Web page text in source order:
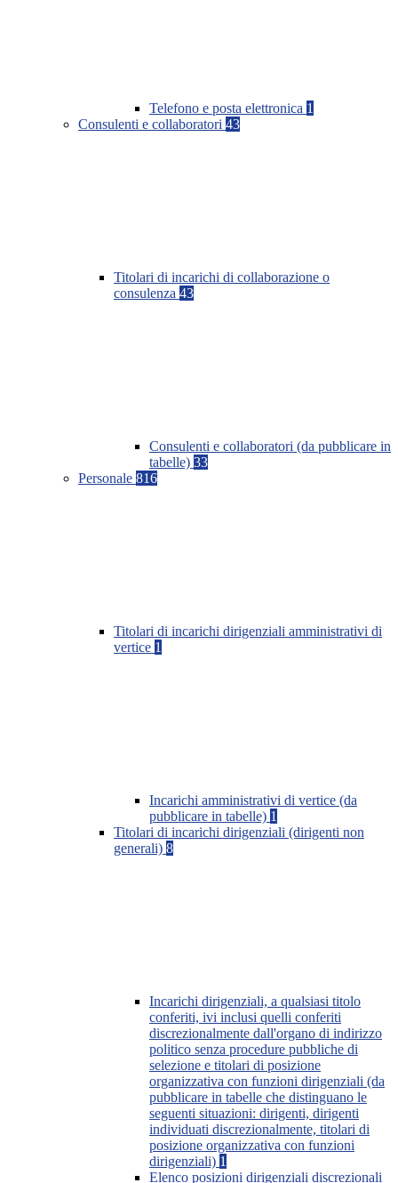
Telefono e posta elettronica 1
Consulenti e collaboratori 43
Titolari di incarichi di collaborazione o
consulenza 43
Consulenti e collaboratori (da pubblicare in
tabelle) 33
Personale 816
Titolari di incarichi dirigenziali amministrativi di
vertice 1
Incarichi amministrativi di vertice (da
pubblicare in tabelle) 1
Titolari di incarichi dirigenziali (dirigenti non
generali) 8
Incarichi dirigenziali, a qualsiasi titolo
conferiti, ivi inclusi quelli conferiti
discrezionalmente dall'organo di indirizzo
politico senza procedure pubbliche di
selezione e titolari di posizione
organizzativa con funzioni dirigenziali (da
pubblicare in tabelle che distinguano le
seguenti situazioni: dirigenti, dirigenti
individuati discrezionalmente, titolari di
posizione organizzativa con funzioni
dirigenziali) 1
Elenco posizioni dirigenziali discrezionali